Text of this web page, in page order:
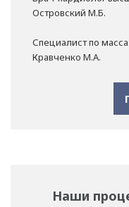
Островский М.Б.
Специалист по
Кравченко М.А.
Наши